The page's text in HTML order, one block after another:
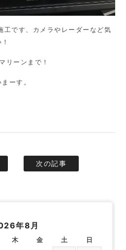
です、カメラやレーダーなど気
リーンまで！
ーす。
次の記事
年8月
木 金 土 日